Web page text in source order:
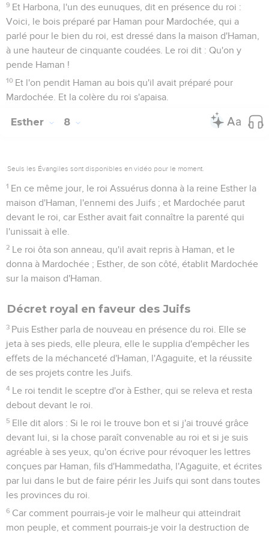
9 Et Harbona, l'un des eunuques, dit en présence du roi :
Voici, le bois préparé par Haman pour Mardochée, qui a
parlé pour le bien du roi, est dressé dans la maison d'Haman,
à une hauteur de cinquante coudées. Le roi dit : Qu'on y
pende Haman !
10 Et l'on pendit Haman au bois qu'il avait préparé pour
Mardochée. Et la colère du roi s'apaisa.
Esther 8
Seuls les Évangiles sont disponibles en vidéo pour le moment.
1 En ce même jour, le roi Assuérus donna à la reine Esther la
maison d'Haman, l'ennemi des Juifs ; et Mardochée parut
devant le roi, car Esther avait fait connaître la parenté qui
l'unissait à elle.
2 Le roi ôta son anneau, qu'il avait repris à Haman, et le
donna à Mardochée ; Esther, de son côté, établit Mardochée
sur la maison d'Haman.
Décret royal en faveur des Juifs
3 Puis Esther parla de nouveau en présence du roi. Elle se
jeta à ses pieds, elle pleura, elle le supplia d'empêcher les
effets de la méchanceté d'Haman, l'Agaguite, et la réussite
de ses projets contre les Juifs.
4 Le roi tendit le sceptre d'or à Esther, qui se releva et resta
debout devant le roi.
5 Elle dit alors : Si le roi le trouve bon et si j'ai trouvé grâce
devant lui, si la chose paraît convenable au roi et si je suis
agréable à ses yeux, qu'on écrive pour révoquer les lettres
conçues par Haman, fils d'Hammedatha, l'Agaguite, et écrites
par lui dans le but de faire périr les Juifs qui sont dans toutes
les provinces du roi.
6 Car comment pourrais-je voir le malheur qui atteindrait
mon peuple, et comment pourrais-je voir la destruction de